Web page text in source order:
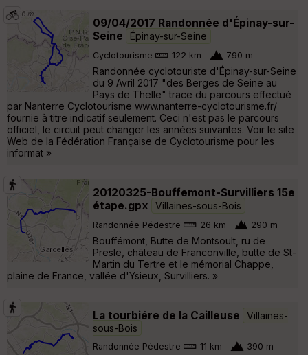
09/04/2017 Randonnée d'Épinay-sur-
Seine
Épinay-sur-Seine
Cyclotourisme 122 km 790 m
Randonnée cyclotouriste d'Épinay-sur-Seine
du 9 Avril 2017 "des Berges de Seine au
Pays de Thelle" trace du parcours effectué
par Nanterre Cyclotourisme www.nanterre-cyclotourisme.fr/
fournie à titre indicatif seulement. Ceci n'est pas le parcours
officiel, le circuit peut changer les années suivantes. Voir le site
Web de la Fédération Française de Cyclotourisme pour les
informat »
20120325-Bouffemont-Survilliers 15e
étape.gpx
Villaines-sous-Bois
Randonnée Pédestre 26 km 290 m
Bouffémont, Butte de Montsoult, ru de
Presle, château de Franconville, butte de St-
Martin du Tertre et le mémorial Chappe,
plaine de France, vallée d'Ysieux, Survilliers. »
La tourbiére de la Cailleuse
Villaines-
sous-Bois
Randonnée Pédestre 11 km 390 m